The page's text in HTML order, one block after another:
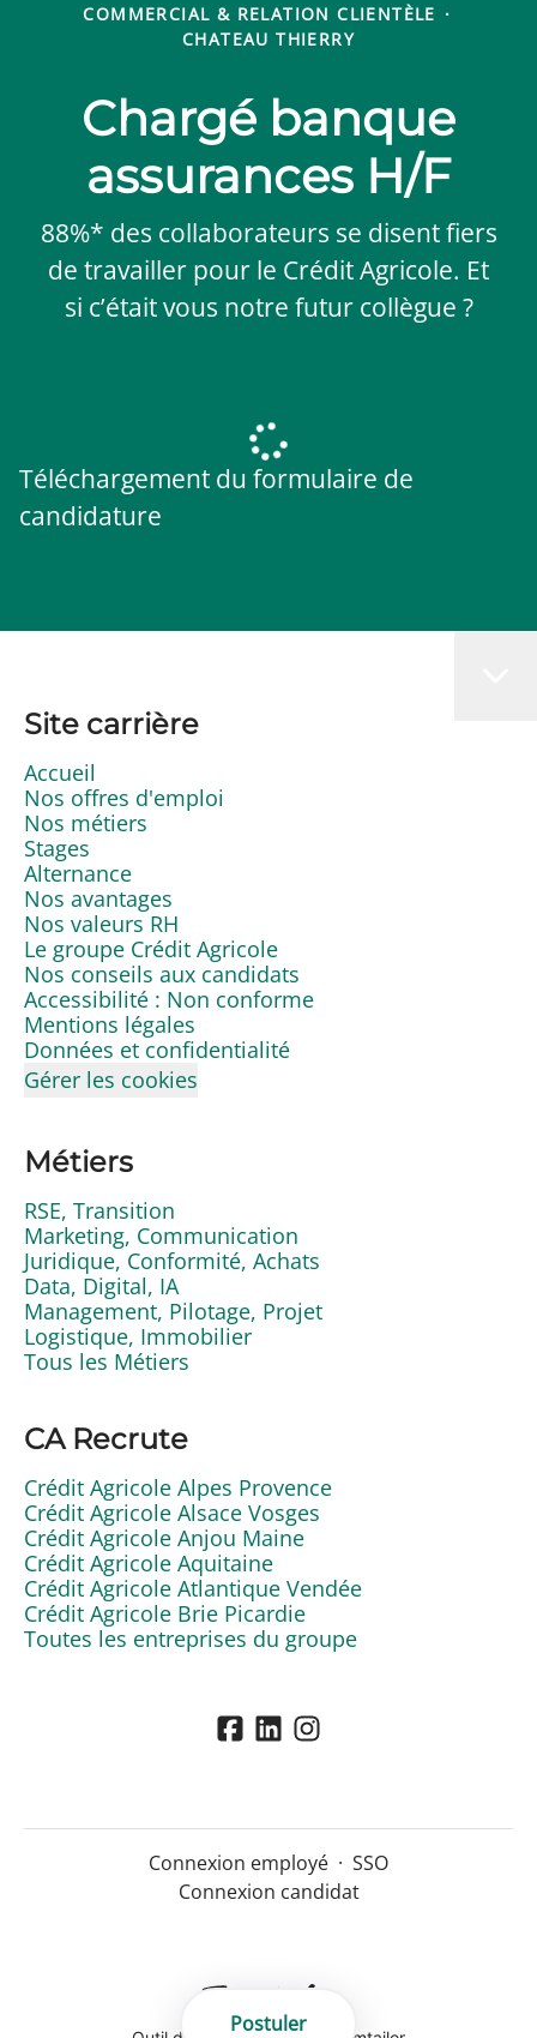
Postuler
COMMERCIAL & RELATION CLIENTÈLE ·
CHATEAU THIERRY
Chargé banque
assurances H/F
88%* des collaborateurs se disent fiers
de travailler pour le Crédit Agricole. Et
si c’était vous notre futur collègue ?
Téléchargement du formulaire de
candidature
Site carrière
Accueil
Nos offres d'emploi
Nos métiers
Stages
Alternance
Nos avantages
Nos valeurs RH
Le groupe Crédit Agricole
Nos conseils aux candidats
Accessibilité : Non conforme
Mentions légales
Données et confidentialité
Gérer les cookies
Métiers
RSE, Transition
Marketing, Communication
Juridique, Conformité, Achats
Data, Digital, IA
Management, Pilotage, Projet
Logistique, Immobilier
Tous les Métiers
CA Recrute
Crédit Agricole Alpes Provence
Crédit Agricole Alsace Vosges
Crédit Agricole Anjou Maine
Crédit Agricole Aquitaine
Crédit Agricole Atlantique Vendée
Crédit Agricole Brie Picardie
Toutes les entreprises du groupe
Connexion employé · SSO
Connexion candidat